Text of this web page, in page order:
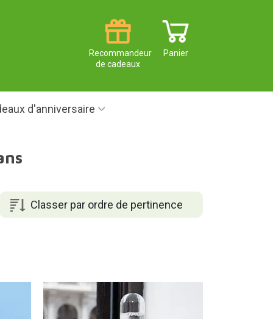
Panier
Recommandeur
de cadeaux
d'anniversaire
Classer par ordre de pertinence